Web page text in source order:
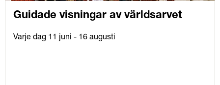
Guidade visningar av världsarvet
Varje dag 11 juni - 16 augusti